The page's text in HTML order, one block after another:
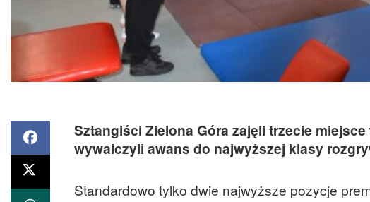
Sztangiści Zielona Góra zajęli trzecie
wywalczyli awans do najwyższej klasy
Standardowo tylko dwie najwyższe pozycje